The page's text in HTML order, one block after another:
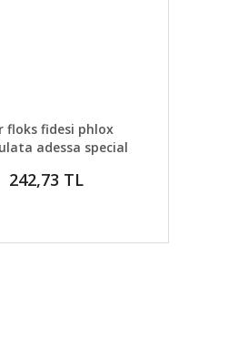
GELİNCE HABER VER
floks fidesi phlox
adessa special
242,73 TL